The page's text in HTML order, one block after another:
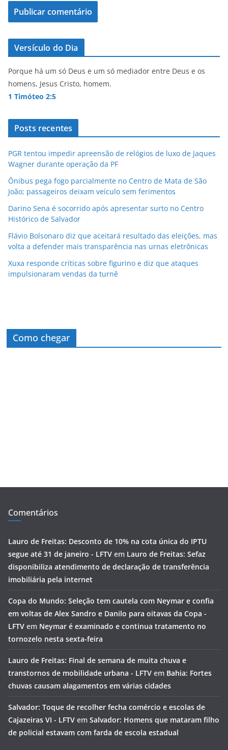
Versículo do Dia
Porque há um só Deus e um só mediador entre Deus e os
homens, Jesus Cristo, homem.
1 Timóteo 2:5
Posts recentes
PGR tentou impedir apreensão de relógios de luxo de Jaques
Wagner durante operação da PF
Ônibus pega fogo parcialmente no Centro de Mata de São
João; passageiros deixam veículo sem ferimentos
Darino Sena é socorrido após apresentar surto no Centro
Histórico de Salvador
Flávio Bolsonaro diz que aceitará resultado das eleições, mas
volta a defender mais transparência nas urnas eletrônicas
Xuxa responde críticas sobre figurino e diz que ataques
impulsionaram vendas da turnê
Como chegar
Comentários
Lauro de Freitas: Desconto de 10% na cota única do IPTU
segue até 31 de janeiro - LFTV em Lauro de Freitas: Sefaz
disponibiliza atendimento de declaração de transferência
imobiliária pela internet
Copa do Mundo: Seleção tem cautela com Neymar e confia
em voltas de Alex Sandro e Danilo para oitavas da Copa -
LFTV em Neymar é examinado e continua tratamento no
tornozelo nesta sexta-feira
Lauro de Freitas: Final de semana de muita chuva e
transtornos de mobilidade urbana - LFTV em Bahia: Fortes
chuvas causam alagamentos em várias cidades
Salvador: Toque de recolher fecha comércio e escolas de
Cajazeiras VI - LFTV em Salvador: Homens que mataram filho
de policial estavam com farda de escola estadual